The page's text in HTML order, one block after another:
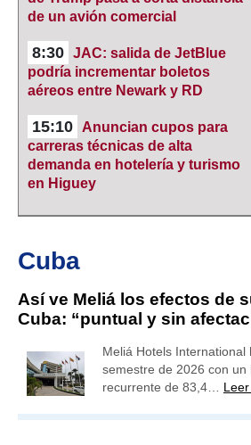
de un avión comercial
8:30 JAC: salida de JetBlue
podría incrementar boletos
aéreos entre Newark y RD
15:10
Anuncian cupos para
carreras técnicas de alta
demanda en hotelería y turismo
en Higuey
Cuba
Así ve Meliá los efectos de
Cuba: “puntual y sin
Meliá Hotels
semestre de 2026 con un
recurrente de 83,4…